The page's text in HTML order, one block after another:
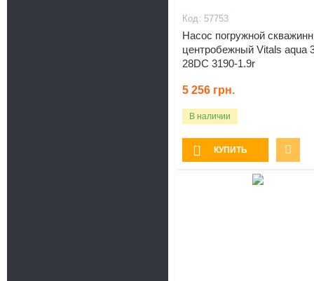
57753
Насос погружной
центробежный Vitals aqua
28DC 3190-1.9r
5 256 грн.
В наличии
КУПИТЬ